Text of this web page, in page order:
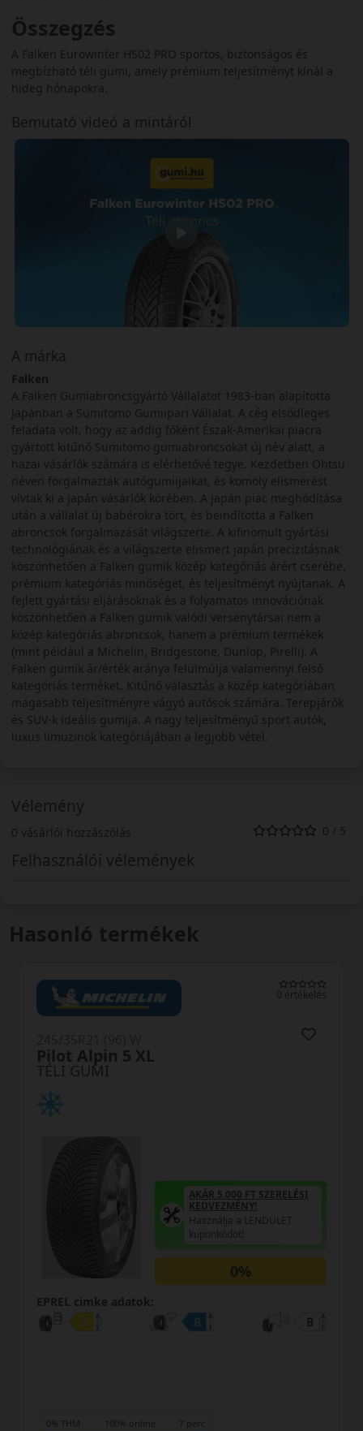
Összegzés
A Falken Eurowinter HS02 PRO sportos, biztonságos és
megbízható téli gumi, amely prémium teljesítményt kínál a
hideg hónapokra.
Bemutató videó a mintáról
A márka
Falken
A Falken Gumiabroncsgyártó Vállalatot 1983-ban alapította
Japánban a Sumitomo Gumiipari Vállalat. A cég elsődleges
feladata volt, hogy az addig főként Észak-Amerikai piacra
gyártott kitűnő Sumitomo gumiabroncsokat új név alatt, a
hazai vásárlók számára is elérhetővé tegye. Kezdetben Ohtsu
néven forgalmazták autógumiijaikat, és komoly elismerést
vívtak ki a japán vásárlók körében. A japán piac meghódítása
után a vállalat új babérokra tört, és beindította a Falken
abroncsok forgalmazását világszerte. A kifinomult gyártási
technológiának és a világszerte elismert japán precizitásnak
köszönhetően a Falken gumik közép kategóriás árért cserébe,
prémium kategóriás minőséget, és teljesítményt nyújtanak. A
fejlett gyártási eljárásoknak és a folyamatos innovációnak
köszönhetően a Falken gumik valódi versenytársai nem a
közép kategóriás abroncsok, hanem a prémium termékek
(mint például a Michelin, Bridgestone, Dunlop, Pirelli). A
Falken gumik ár/érték aránya felülmúlja valamennyi felső
kategóriás terméket. Kitűnő választás a közép kategóriában
magasabb teljesítményre vágyó autósok számára. Terepjárók
és SUV-k ideális gumija. A nagy teljesítményű sport autók,
luxus limuzinok kategóriájában a legjobb vétel.
Vélemény
0 vásárlói hozzászólás 0 / 5
Felhasználói vélemények
Hasonló termékek
0 értékelés
TÉLI GUMI
Winter XL MFS
AKÁR 5.000 FT SZERELÉSI
KEDVEZMÉNY!
Használja a LENDÜLET
kuponkódot!
0%
EPREL cimke adatok:
0% THM 100% online 7 perc